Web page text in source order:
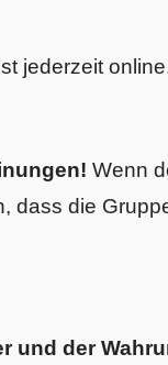
jederzeit
Wenn
dass die
und der